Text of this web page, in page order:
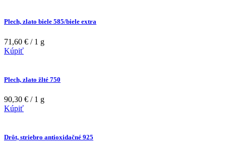
Plech, zlato biele 585/biele extra
71,60 € / 1 g
Kúpiť
Plech, zlato žlté 750
90,30 € / 1 g
Kúpiť
Drôt, striebro antioxidačné 925